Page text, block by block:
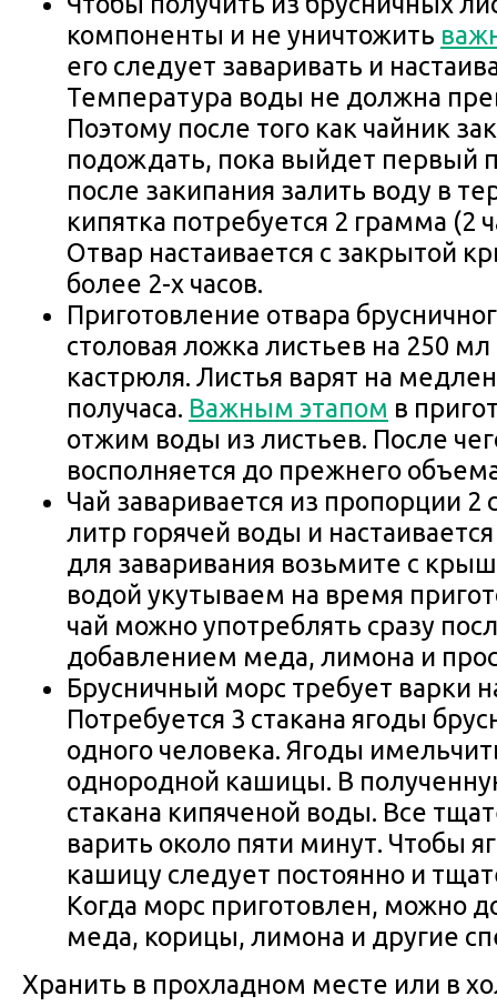
компоненты и не уничтожить
его следует заваривать и
Температура воды не должна
Поэтому после того как чайник
подождать, пока выйдет первый
после закипания залить воду в
кипятка потребуется 2 грамма (2
Отвар настаивается с закрытой
более 2-х часов.
Приготовление отвара
столовая ложка листьев на 250
кастрюля. Листья варят на
получаса. Важным этапом в
отжим воды из листьев. После
восполняется до прежнего
Чай заваривается из пропорции
литр горячей воды и
для заваривания возьмите с
водой укутываем на время
чай можно употреблять сразу
добавлением меда, лимона и
Брусничный морс требует варки
Потребуется 3 стакана ягоды
одного человека. Ягоды
однородной кашицы. В
стакана кипяченой воды. Все
варить около пяти минут. Чтобы
кашицу следует постоянно и
Когда морс приготовлен, можно
меда, корицы, лимона и другие
Хранить в прохладном месте или в